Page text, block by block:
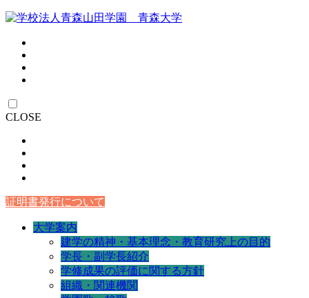
CLOSE
証明書発行について
大学案内
建学の精神・基本理念・教育研究上の目的
学長・副学長紹介
学修成果の評価に関する方針
組織・関連機関